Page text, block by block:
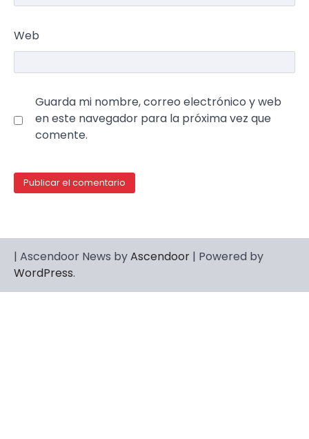
Web
Guarda mi nombre, correo electrónico y web
en este navegador para la próxima vez que
comente.
| Ascendoor News byAscendoor | Powered by
WordPress.